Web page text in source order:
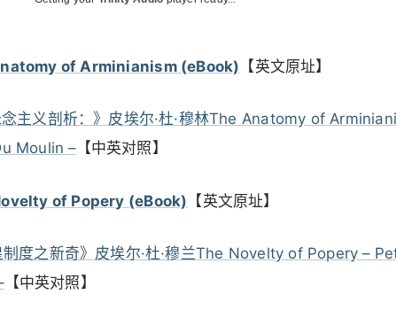
of Arminianism (eBook) 【英文原址】
念主义剖析：》皮埃尔·杜·穆林The Anatomy of
Moulin –【中英对照】
of Popery (eBook) 【英文原址】
制度之新奇》皮埃尔·杜·穆兰The Novelty of Popery –
【中英对照】